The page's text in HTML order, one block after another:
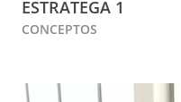
ESTRATEGA 1
CONCEPTOS